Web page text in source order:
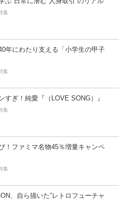
集
年にわたり支える「小学生の甲子
集
すぎ！純愛『（LOVE SONG）』
集
！ファミマ名物45％増量キャンペ
集
、自ら描いた”レトロフューチャ